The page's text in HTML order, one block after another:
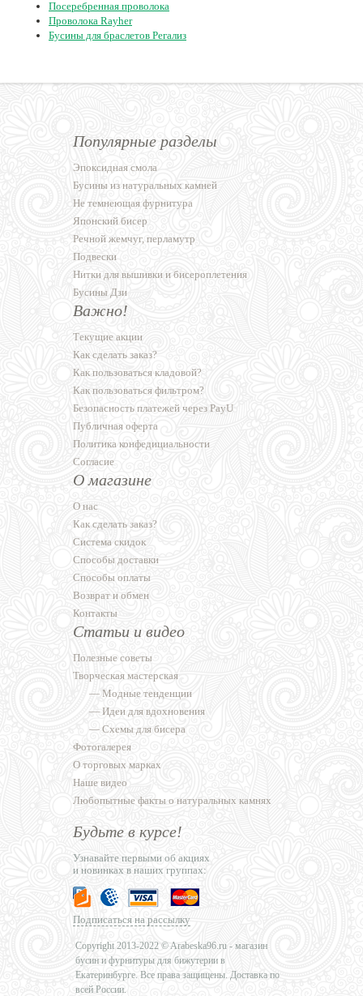
Посеребренная проволока
Проволока Rayher
Бусины для браслетов Регализ
Популярные разделы
Эпоксидная смола
Бусины из натуральных камней
Не темнеющая фурнитура
Японский бисер
Речной жемчуг, перламутр
Подвески
Нитки для вышивки и бисероплетения
Бусины Дзи
Важно!
Текущие акции
Как сделать заказ?
Как пользоваться кладовой?
Как пользоваться фильтром?
Безопасность платежей через PayU
Публичная оферта
Политика конфедициальности
Согласие
О магазине
О нас
Как сделать заказ?
Система скидок
Способы доставки
Способы оплаты
Возврат и обмен
Контакты
Статьи и видео
Полезные советы
Творческая мастерская
— Модные тенденции
— Идеи для вдохновения
— Схемы для бисера
Фотогалерея
О торговых марках
Наше видео
Любопытные факты о натуральных камнях
Будьте в курсе!
Узнавайте первыми об акциях
и новинках в наших группах:
Подписаться на рассылку
Copyright 2013-2022 © Arabeska96.ru - магазин
бусин и фурнитуры для бижутерии в
Екатеринбурге. Все права защищены. Доставка по
всей России.